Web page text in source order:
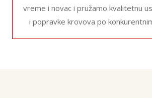
vreme i novac i pružamo kvalitetnu
i popravke krovova po